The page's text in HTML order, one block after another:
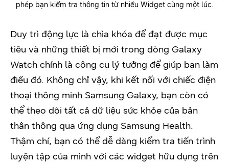
phép bạn kiểm tra thông tin từ nhiều Widget cùng một lúc.
Duy trì động lực là chìa khóa để đạt được mục
tiêu và những thiết bị mới trong dòng Galaxy
Watch chính là công cụ lý tưởng để giúp bạn làm
điều đó. Không chỉ vậy, khi kết nối với chiếc điện
thoại thông minh Samsung Galaxy, bạn còn có
thể theo dõi tất cả dữ liệu sức khỏe của bản
thân thông qua ứng dụng Samsung Health.
Thậm chí, bạn có thể dễ dàng kiểm tra tiến trình
luyện tập của mình với các widget hữu dụng trên